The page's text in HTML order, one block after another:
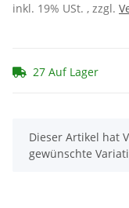
inkl. 19% USt. , zzgl.
27 Auf Lager
x
Dieser Artikel hat
gewünschte